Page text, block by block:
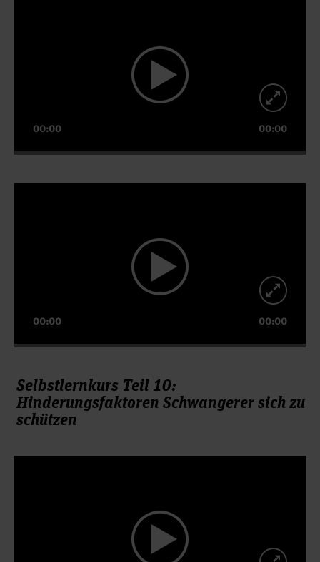
00:00 00:00
00:00 00:00
Selbstlernkurs Teil 10:
Hinderungsfaktoren Schwangerer sich zu
schützen